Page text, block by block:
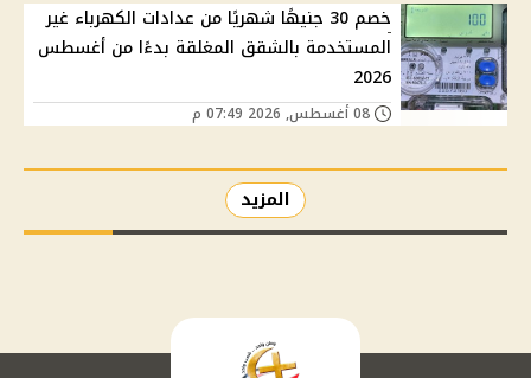
خصم 30 جنيهًا شهريًا من عدادات الكهرباء غير
المستخدمة بالشقق المغلقة بدءًا من أغسطس
2026
المزيد